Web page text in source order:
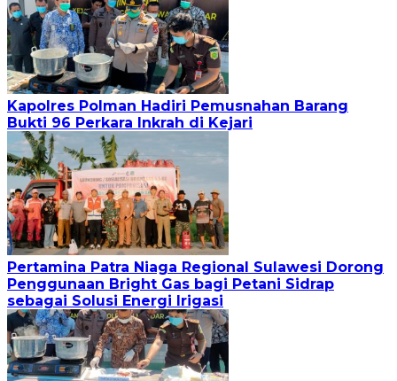
Kapolres Polman Hadiri Pemusnahan Barang
Bukti 96 Perkara Inkrah di Kejari
Pertamina Patra Niaga Regional Sulawesi Dorong
Penggunaan Bright Gas bagi Petani Sidrap
sebagai Solusi Energi Irigasi